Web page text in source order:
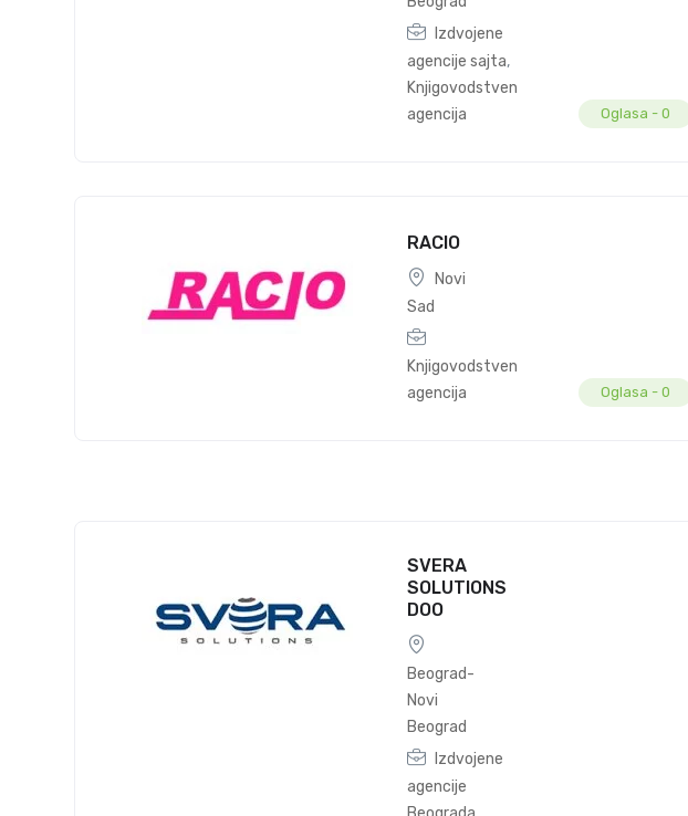
Izdvojene
agencije sajta,
Knjigovodstvena
agencija
Oglasa - 0
RACIO
Novi
Sad
Knjigovodstvena
agencija
Oglasa - 0
SVERA
SOLUTIONS
DOO
Beograd-
Novi
Beograd
Izdvojene
agencije